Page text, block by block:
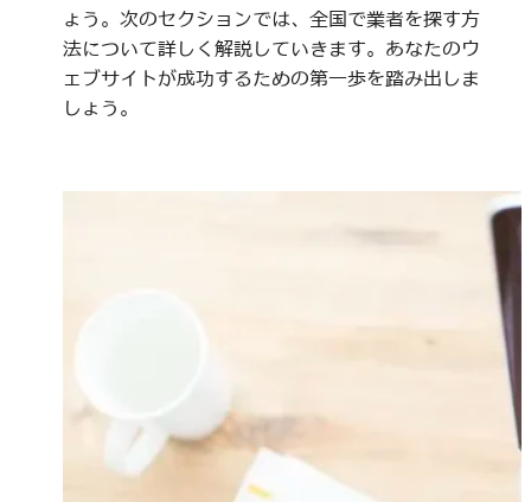
ょう。次のセクションでは、全国で業者を探す方
法について詳しく解説していきます。あなたのウ
ェブサイトが成功するための第一歩を踏み出しま
しょう。